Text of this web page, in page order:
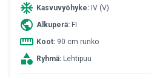
ac_unit Kasvuvyöhyke: IV (V)
public Alkuperä: FI
straighten Koot: 90 cm runko
category Ryhmä: Lehtipuu